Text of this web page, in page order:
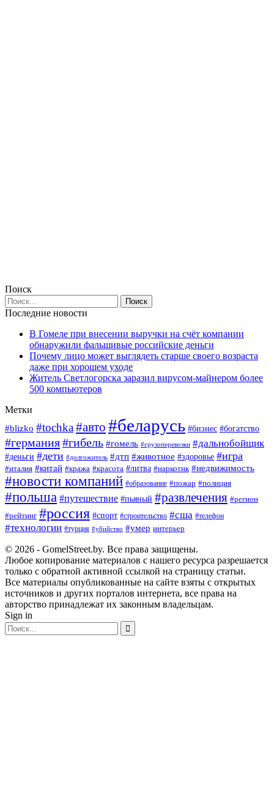
Поиск
Последние новости
В Гомеле при внесении выручки на счёт компании
обнаружили фальшивые российские деньги
Почему лицо может выглядеть старше своего возраста
даже при хорошем уходе
Житель Светлогорска заразил вирусом-майнером более
500 компьютеров
Метки
#blizko #tochka#авто #беларусь #бизнес #богатство
#германия#гибель #гомель #грузоперевозки #дальнобойщик
#деньги #дети #долгожитель #дтп #животное #здоровье #игра
#италия #китай #кража #красота #литва #наркотик #недвижимость
#новости компаний #образование #пожар #полиция
#польша #путешествие #пьяный #развлечения #регион
#рейтинг #россия #спорт #строительство #сша #телефон
#технологии #турция #убийство #умер интерьер
© 2026 - GomelStreet.by. Все права защищены.
Любое копирование материалов с нашего ресурса разрешается
только с обратной активной ссылкой на страницу статьи.
Все материалы опубликованные на сайте взяты с открытых
источников и других порталов интернета, все права на
авторство принадлежат их законным владельцам.
Sign in